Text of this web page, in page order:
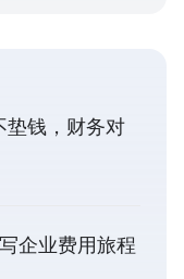
垫钱，财务对
企业费用旅程